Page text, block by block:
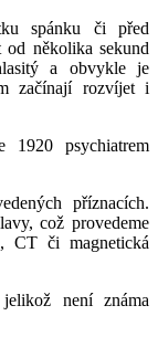
spánku či před
od několika sekund
a obvykle je
začínají rozvíjet i
psychiatrem
příznacích.
což provedeme
CT či magnetická
není známa